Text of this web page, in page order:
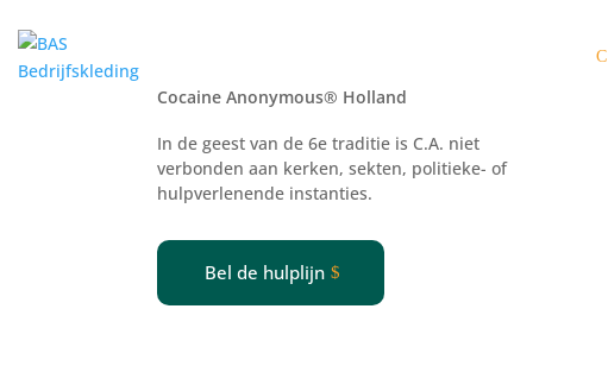
C
Cocaine Anonymous® Holland
In de geest van de 6e traditie is C.A. niet
verbonden aan kerken, sekten, politieke- of
hulpverlenende instanties.
Bel de hulplijn